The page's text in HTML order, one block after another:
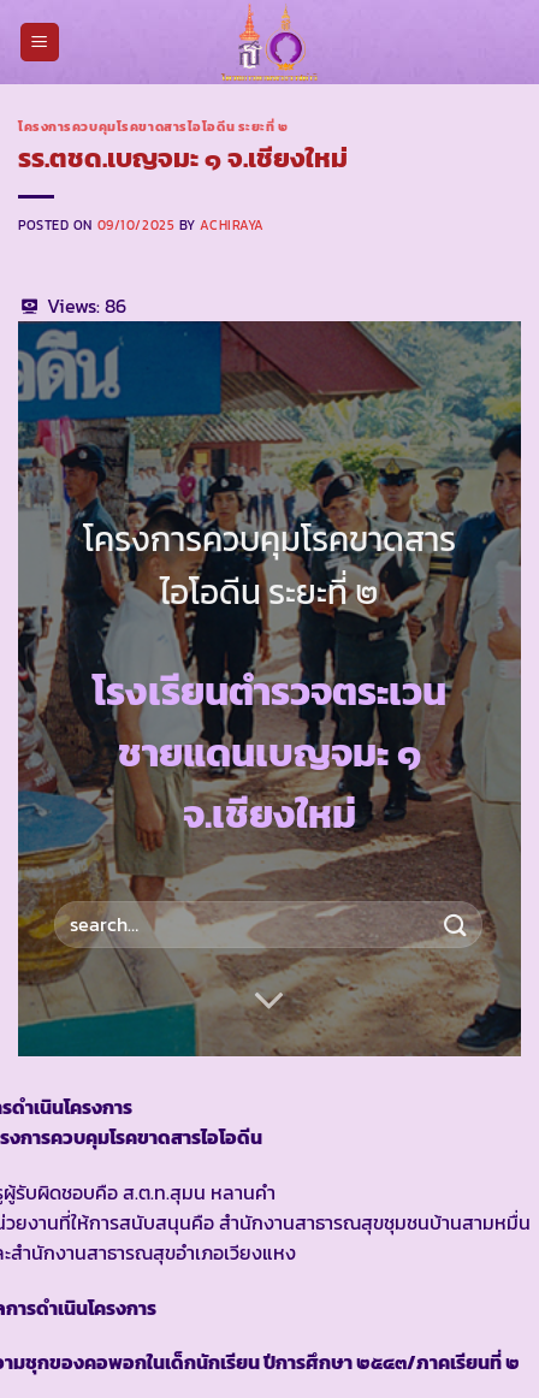
โครงการควบคุมโรคขาดสารไอโอดีน ระยะที่ ๒
รร.ตชด.เบญจมะ ๑ จ.เชียงใหม่
POSTED ON 09/10/2025 BYACHIRAYA
Views:86
โครงการควบคุมโรคขาดสาร
ไอโอดีน ระยะที่ ๒
โรงเรียนตำรวจตระเวน
ชายแดนเบญจมะ ๑
จ.เชียงใหม่
ดำเนินโครงการ
งการควบคุมโรคขาดสารไอโอดีน
รับผิดชอบคือ ส.ต.ท.สุมน หลานคำ
ยงานที่ให้การสนับสนุนคือ สำนักงานสาธารณสุขชุมชนบ้านสามหมื่น
สำนักงานสาธารณสุขอำเภอเวียงแหง
ารดำเนินโครงการ
มชุกของคอพอกในเด็กนักเรียน ปีการศึกษา ๒๕๔๓/ภาคเรียนที่ ๒